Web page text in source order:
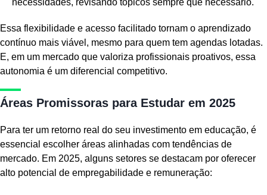
necessidades, revisando tópicos sempre que necessário.
Essa flexibilidade e acesso facilitado tornam o aprendizado
contínuo mais viável, mesmo para quem tem agendas lotadas.
E, em um mercado que valoriza profissionais proativos, essa
autonomia é um diferencial competitivo.
Áreas Promissoras para Estudar em 2025
Para ter um retorno real do seu investimento em educação, é
essencial escolher áreas alinhadas com tendências de
mercado. Em 2025, alguns setores se destacam por oferecer
alto potencial de empregabilidade e remuneração: